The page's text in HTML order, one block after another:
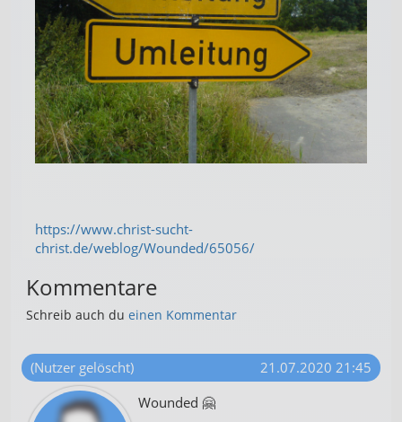
https://www.christ-sucht-
christ.de/weblog/Wounded/65056/
Kommentare
Schreib auch du einen Kommentar
(Nutzer gelöscht)
21.07.2020 21:45
Wounded 🤗